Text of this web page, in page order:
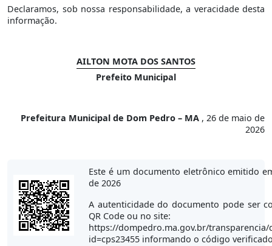
Declaramos, sob nossa responsabilidade, a veracidade desta
informação.
AILTON MOTA DOS SANTOS
Prefeito Municipal
Prefeitura Municipal de Dom Pedro – MA , 26 de maio de
2026
Este é um documento eletrônico emitido
de 2026
A autenticidade do documento pode ser
QR Code ou no site:
https://dompedro.ma.gov.br/transparencia/
id=cps23455 informando o código